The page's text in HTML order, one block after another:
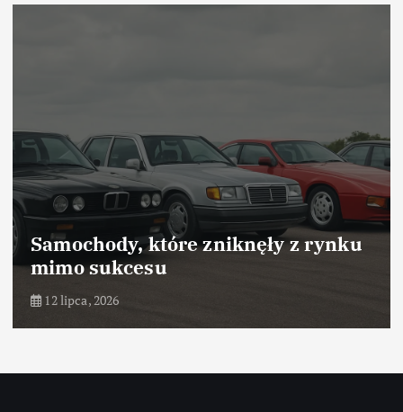
Samochody, które zniknęły z rynku
mimo sukcesu
12 lipca, 2026